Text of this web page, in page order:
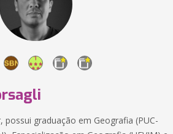
possui graduação em Geografia (PUC-